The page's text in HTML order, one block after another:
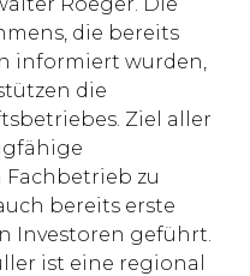
die bereits
informiert wurden,
die
Ziel aller
zu
bereits erste
Investoren geführt.
ist eine regional